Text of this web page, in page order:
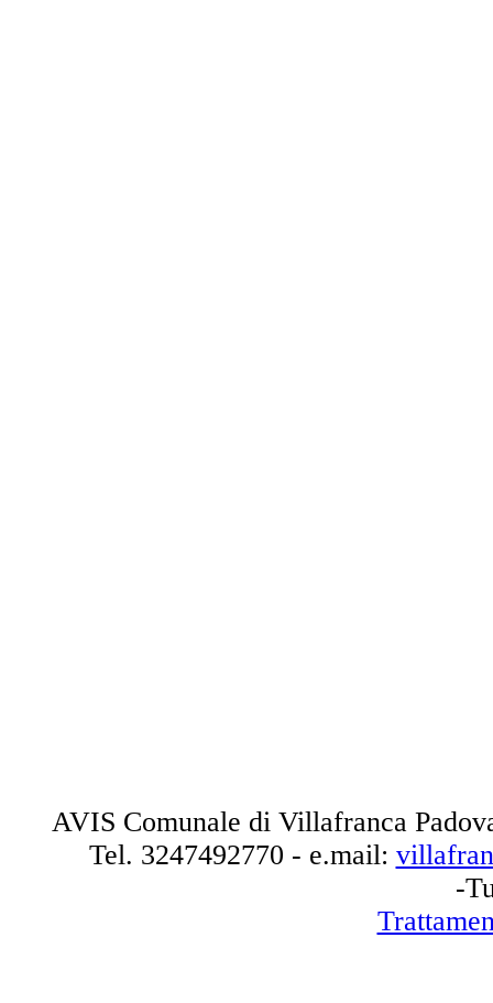
AVIS Comunale di Villafranca
Tel. 3247492770 - e.mail:
-